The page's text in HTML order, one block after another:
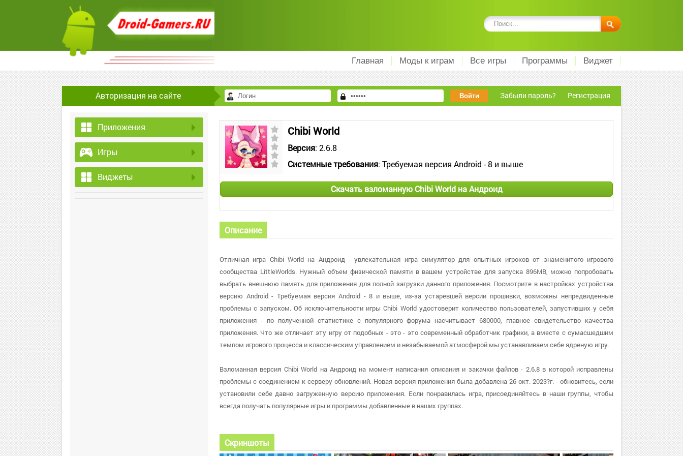
Главная Моды к играм Все игры Программы Виджет
Авторизация на сайте Забыли пароль? Регистрация
Приложения
Игры
Виджеты
Chibi World
Версия: 2.6.8
Системные требования: Требуемая версия Android - 8 и выше
Скачать взломанную Chibi World на Андроид
Описание
Отличная игра Chibi World на Андроид - увлекательная игра симулятор для опытных игроков от знаменитого игрового
сообщества LittleWorlds. Нужный объем физической памяти в вашем устройстве для запуска 896MB, можно попробовать
выбрать внешнюю память для приложения для полной загрузки данного приложения. Посмотрите в настройках устройства
версию Android - Требуемая версия Android - 8 и выше, из-за устаревшей версии прошивки, возможны непредвиденные
проблемы с запуском. Об исключительности игры Chibi World удостоверит количество пользователей, запустивших у себя
приложения - по полученной статистике с популярного форума насчитывает 680000, главное свидетельство качества
приложения. Что же отличает эту игру от подобных - это - это современный обработчик графики, а вместе с сумасшедшим
темпом игрового процесса и классическим управлением и незабываемой атмосферой мы устанавливаем себе ядреную игру.
Взломанная версия Chibi World на Андроид на момент написания описания и закачки файлов - 2.6.8 в которой исправлены
проблемы с соединением к серверу обновлений. Новая версия приложения была добавлена 26 окт. 2023?г. - обновитесь, если
установили себе давно загруженную версию приложения. Если понравилась игра, присоединяйтесь в наши группы, чтобы
всегда получать популярные игры и программы добавленные в наших группах.
Скриншоты